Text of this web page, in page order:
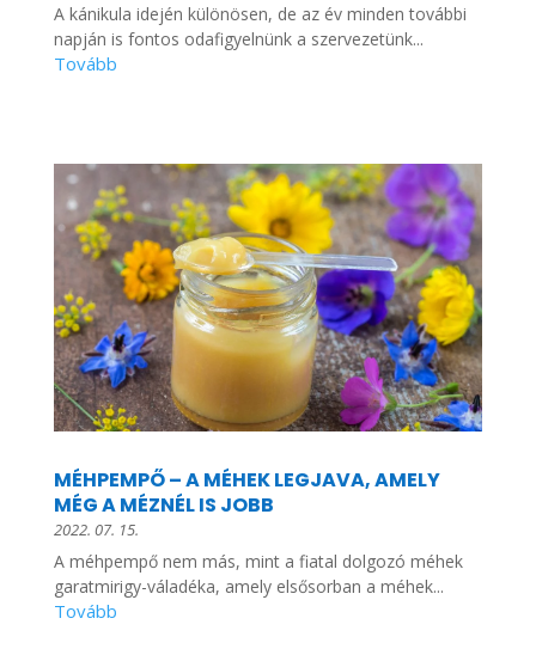
A kánikula idején különösen, de az év minden további
napján is fontos odafigyelnünk a szervezetünk...
MÉHPEMPŐ – A MÉHEK LEGJAVA, AMELY
MÉG A MÉZNÉL IS JOBB
2022. 07. 15.
A méhpempő nem más, mint a fiatal dolgozó méhek
garatmirigy-váladéka, amely elsősorban a méhek...